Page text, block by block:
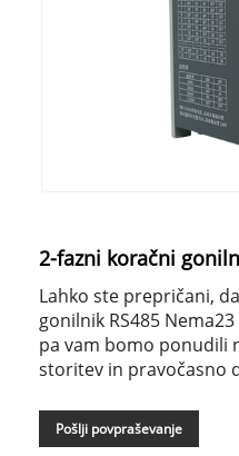
2-fazni koračni
Lahko ste prepričani,
gonilnik RS485
pa vam bomo ponudili
storitev in pravočasno
Pošlji povpraševanje